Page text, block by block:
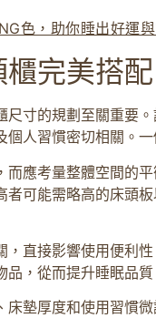
色，助你睡出好運
完美搭
寸的規劃至關重要
人習慣密切相關。
而應考量整體空間的
可能需略高的床頭
，直接影響使用便利
，從而提升睡眠品質
墊厚度和使用習慣